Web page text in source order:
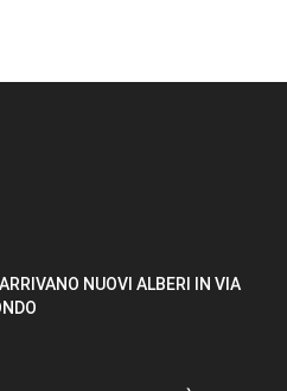
NUOVI ALBERI IN VIA